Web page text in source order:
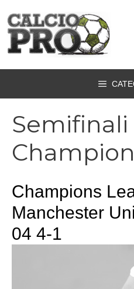
contenuto
Semifinali
Champions
Manchester
04 4-1